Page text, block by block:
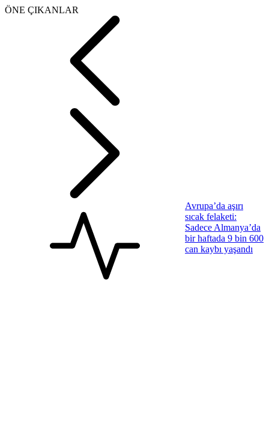
ÖNE ÇIKANLAR
Avrupa’da aşırı
sıcak felaketi:
Sadece Almanya’da
bir haftada 9 bin 600
can kaybı yaşandı